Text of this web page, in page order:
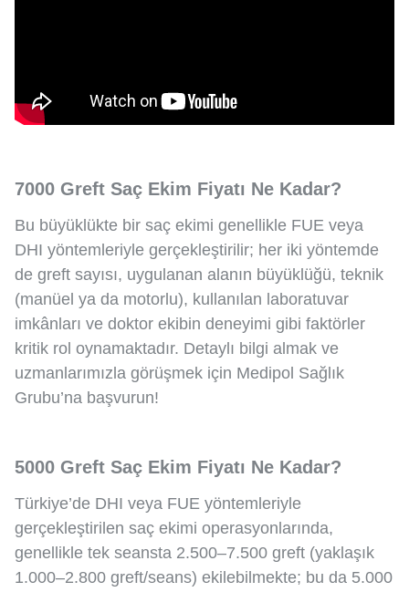
7000 Greft Saç Ekim Fiyatı Ne Kadar?
Bu büyüklükte bir saç ekimi genellikle FUE veya
DHI yöntemleriyle gerçekleştirilir; her iki yöntemde
de greft sayısı, uygulanan alanın büyüklüğü, teknik
(manüel ya da motorlu), kullanılan laboratuvar
imkânları ve doktor ekibin deneyimi gibi faktörler
kritik rol oynamaktadır. Detaylı bilgi almak ve
uzmanlarımızla görüşmek için Medipol Sağlık
Grubu’na başvurun!
5000 Greft Saç Ekim Fiyatı Ne Kadar?
Türkiye’de DHI veya FUE yöntemleriyle
gerçekleştirilen saç ekimi operasyonlarında,
genellikle tek seansta 2.500–7.500 greft (yaklaşık
1.000–2.800 greft/seans) ekilebilmekte; bu da 5.000